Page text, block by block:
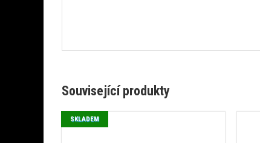
Související produkty
SKLADEM